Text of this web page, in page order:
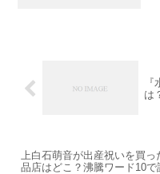
は
上白石萌音が出産祝いを買っ
品店はどこ？沸騰ワード10で